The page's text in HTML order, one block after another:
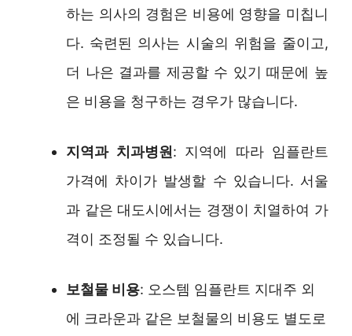
하는 의사의 경험은 비용에 영향을 미칩니
다. 숙련된 의사는 시술의 위험을 줄이고,
더 나은 결과를 제공할 수 있기 때문에 높
은 비용을 청구하는 경우가 많습니다.
지역과 치과병원: 지역에 따라 임플란트
가격에 차이가 발생할 수 있습니다. 서울
과 같은 대도시에서는 경쟁이 치열하여 가
격이 조정될 수 있습니다.
보철물 비용: 오스템 임플란트 지대주 외
에 크라운과 같은 보철물의 비용도 별도로